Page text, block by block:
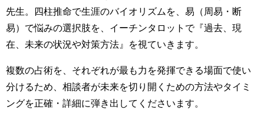
先生。四柱推命で生涯のバイオリズムを、易（周易・断
易）で悩みの選択肢を、イーチンタロットで『過去、現
在、未来の状況や対策方法』を視ていきます。
複数の占術を、それぞれが最も力を発揮できる場面で使い
分けるため、相談者が未来を切り開くための方法やタイミ
ングを正確・詳細に弾き出してくださいます。